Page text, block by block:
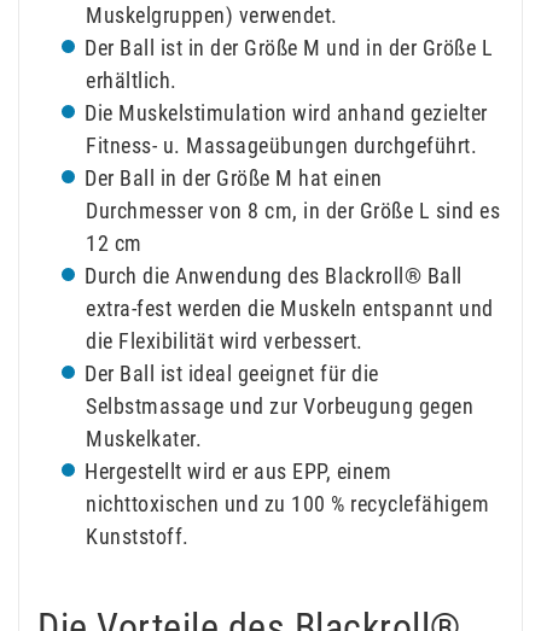
Muskelgruppen) verwendet.
Der Ball ist in der Größe M und in der Größe L
erhältlich.
Die Muskelstimulation wird anhand gezielter
Fitness- u. Massageübungen durchgeführt.
Der Ball in der Größe M hat einen
Durchmesser von 8 cm, in der Größe L sind es
12 cm
Durch die Anwendung des Blackroll® Ball
extra-fest werden die Muskeln entspannt und
die Flexibilität wird verbessert.
Der Ball ist ideal geeignet für die
Selbstmassage und zur Vorbeugung gegen
Muskelkater.
Hergestellt wird er aus EPP, einem
nichttoxischen und zu 100 % recyclefähigem
Kunststoff.